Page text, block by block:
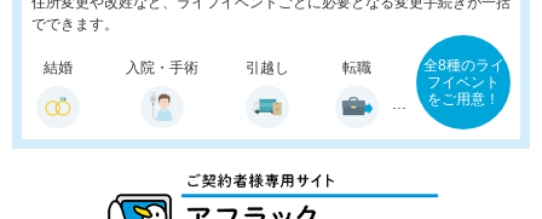
でできます。
結婚 入院・手術 引越し 転職
全8種のライ
フイベント
をご用意！